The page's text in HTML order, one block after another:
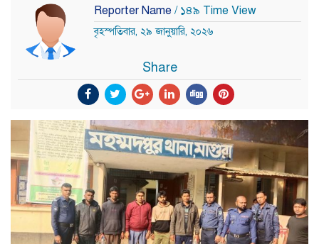
Reporter Name / ১৪৯ Time View
বৃহস্পতিবার, ২৯ জানুয়ারি, ২০২৬
Share